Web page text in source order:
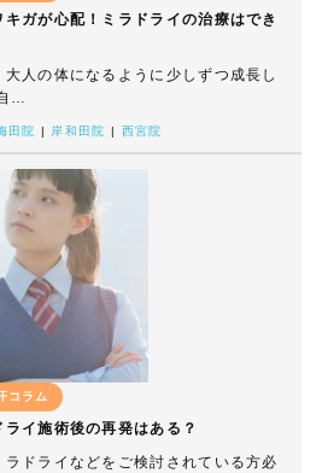
ガが心配！ミラドライの治療はでき
人の体になるように少しずつ成長し
…
田院 岸和田院 西宮院
コラム
イ施術後の再発はある？
ラドライなどをご検討されている方必